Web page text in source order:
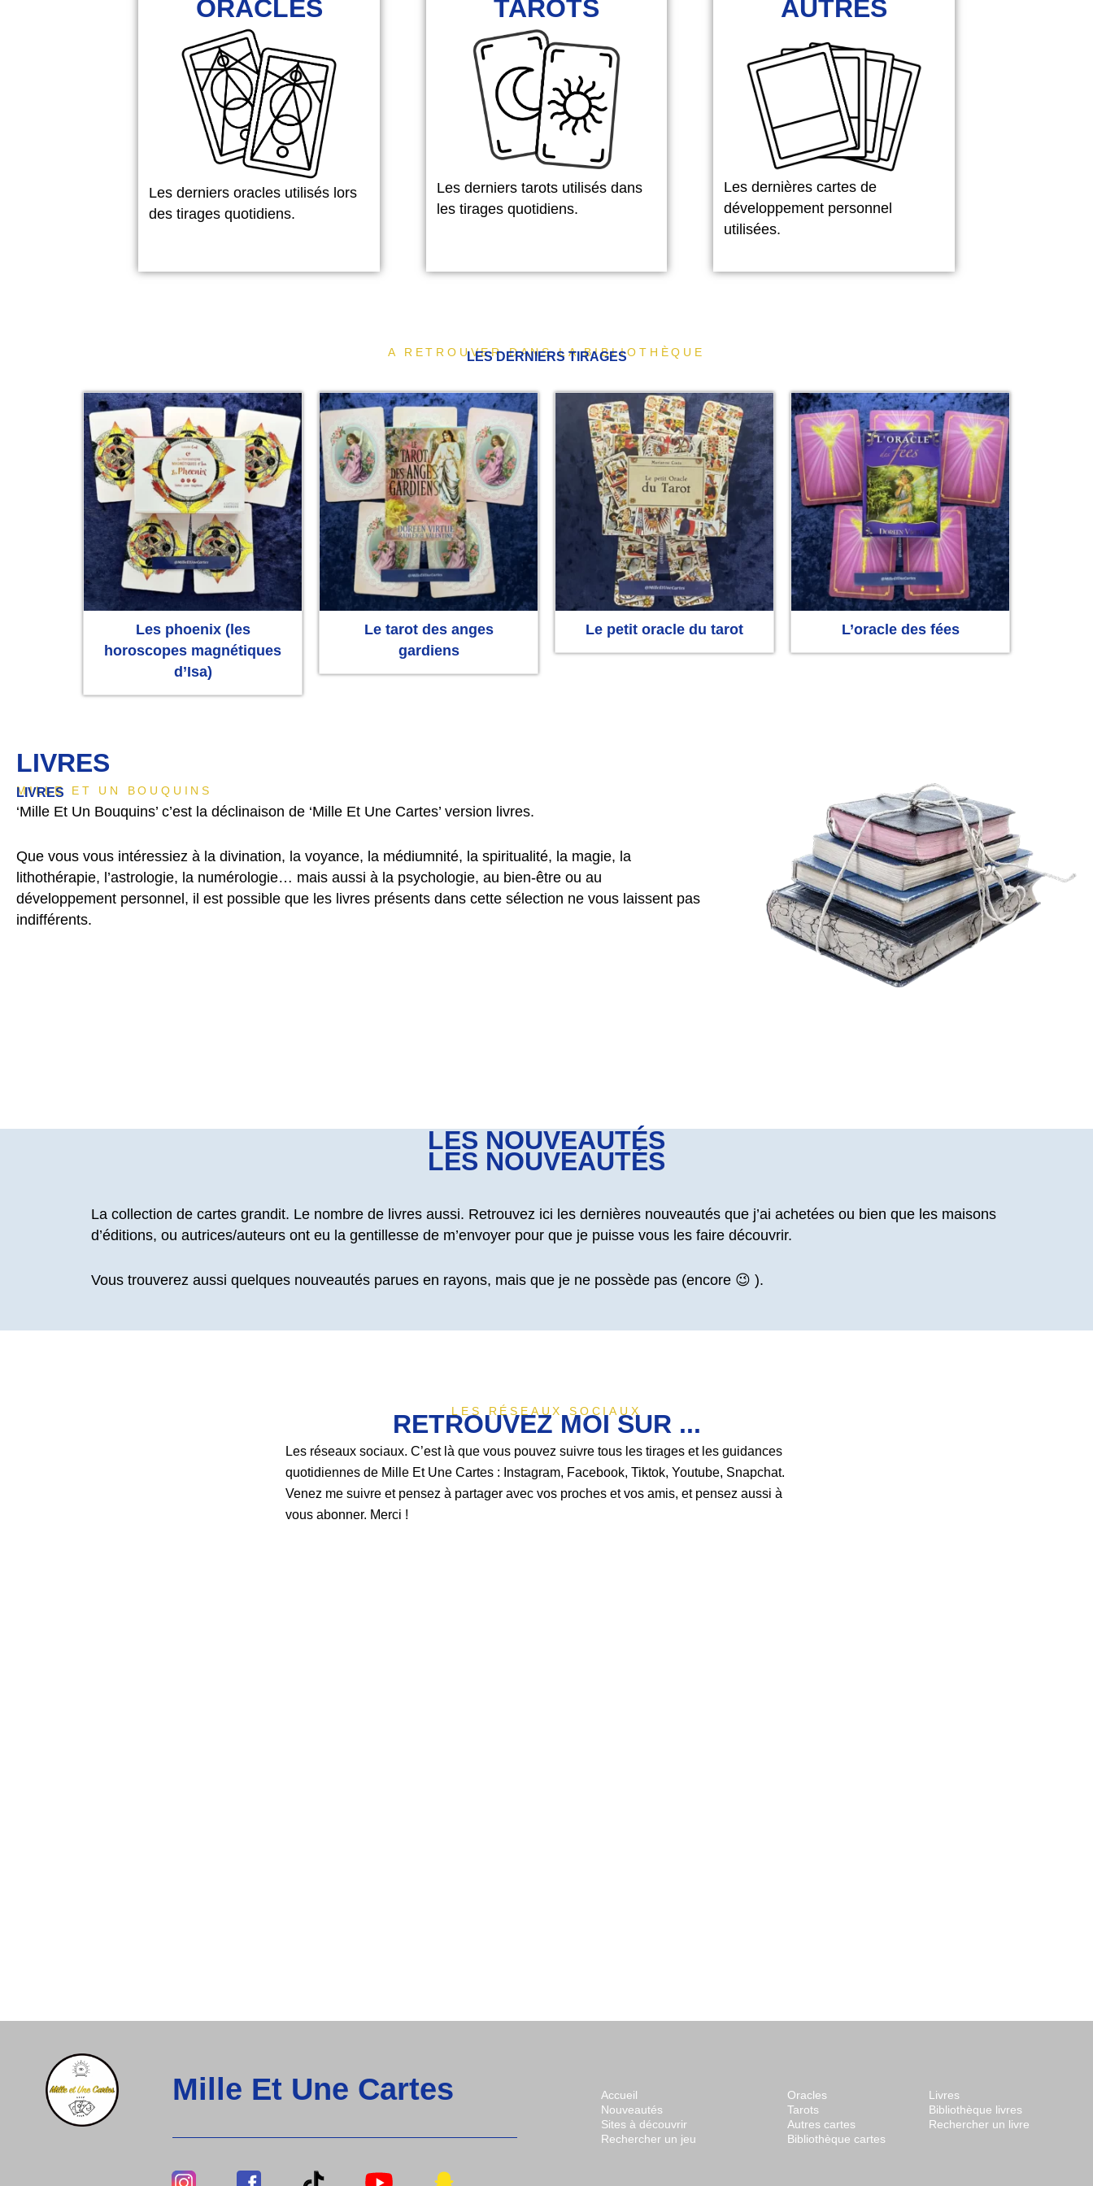
ORACLES
Les derniers oracles utilisés lors
des tirages quotidiens.
TAROTS
Les derniers tarots utilisés dans
les tirages quotidiens.
AUTRES
Les dernières cartes de
développement personnel
utilisées.
A RETROUVER DANS LA BIBLIOTHÈQUE
LES DERNIERS TIRAGES
Les phoenix (les
horoscopes magnétiques
d’Isa)
Le tarot des anges
gardiens
Le petit oracle du tarot L’oracle des fées
MILLE ET UN BOUQUINS
LIVRES
LIVRES
‘Mille Et Un Bouquins’ c’est la déclinaison de ‘Mille Et Une Cartes’ version livres.
Que vous vous intéressiez à la divination, la voyance, la médiumnité, la spiritualité, la magie, la
lithothérapie, l’astrologie, la numérologie… mais aussi à la psychologie, au bien-être ou au
développement personnel, il est possible que les livres présents dans cette sélection ne vous laissent pas
indifférents.
LES NOUVEAUTÉS
LES NOUVEAUTÉS
La collection de cartes grandit. Le nombre de livres aussi. Retrouvez ici les dernières nouveautés que j’ai achetées ou bien que les maisons
d’éditions, ou autrices/auteurs ont eu la gentillesse de m’envoyer pour que je puisse vous les faire découvrir.
Vous trouverez aussi quelques nouveautés parues en rayons, mais que je ne possède pas (encore 😉 ).
LES RÉSEAUX SOCIAUX
RETROUVEZ MOI SUR ...
Les réseaux sociaux. C’est là que vous pouvez suivre tous les tirages et les guidances
quotidiennes de Mille Et Une Cartes : Instagram, Facebook, Tiktok, Youtube, Snapchat.
Venez me suivre et pensez à partager avec vos proches et vos amis, et pensez aussi à
vous abonner. Merci !
Mille Et Une Cartes
LienLien
LienLienLien
Accueil
Nouveautés
Sites à découvrir
Rechercher un jeu
Oracles
Tarots
Autres cartes
Bibliothèque cartes
Livres
Bibliothèque livres
Rechercher un livre